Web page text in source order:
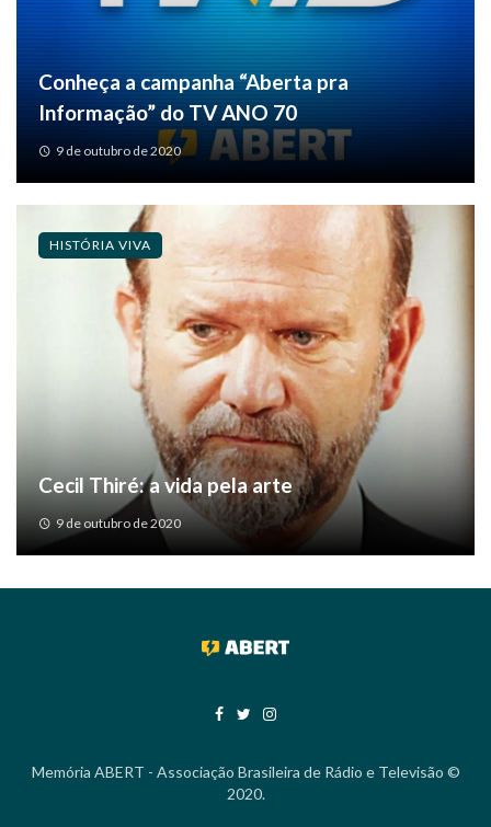
Conheça a campanha “Aberta pra
Informação” do TV ANO 70
9 de outubro de 2020
Cecil Thiré: a vida pela arte
9 de outubro de 2020
HISTÓRIA VIVA
Memória ABERT - Associação Brasileira de Rádio e Televisão ©
2020.